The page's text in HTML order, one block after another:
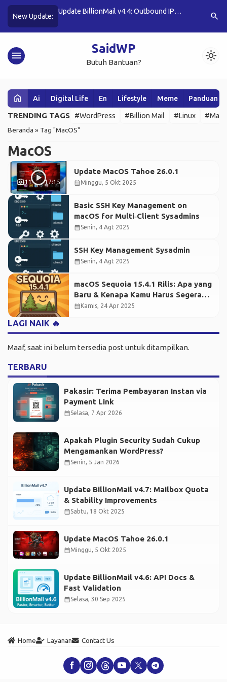
New Update:
Tanpa
Update BillionMail v4.4: Outbound IP
search
menu SaidWP
Butuh Bantuan? light_mode
home Ai Digital Life En Lifestyle Meme Panduan
TRENDING TAGS #WordPress #Billion Mail #Linux
#Mail
Beranda » Tag "MacOS"
MacOS
17:15
photo_camera11
Update MacOS Tahoe 26.0.1
calendar_monthMinggu, 5 Okt 2025
Basic SSH Key Management on
macOS for Multi‑Client Sysadmins
calendar_monthSenin, 4 Agt 2025
SSH Key Management Sysadmin
calendar_monthSenin, 4 Agt 2025
macOS Sequoia 15.4.1 Rilis: Apa yang
Baru & Kenapa Kamu Harus Segera
Update?
calendar_monthKamis, 24 Apr 2025
LAGI NAIK 🔥
Maaf, saat ini belum tersedia post untuk ditampilkan.
TERBARU
Pakasir: Terima Pembayaran Instan via
Payment Link
calendar_monthSelasa, 7 Apr 2026
Apakah Plugin Security Sudah Cukup
Mengamankan WordPress?
calendar_monthSenin, 5 Jan 2026
Update BillionMail v4.7: Mailbox Quota
& Stability Improvements
calendar_monthSabtu, 18 Okt 2025
Update MacOS Tahoe 26.0.1
calendar_monthMinggu, 5 Okt 2025
Update BillionMail v4.6: API Docs &
Fast Validation
calendar_monthSelasa, 30 Sep 2025
Home Layanan Contact Us